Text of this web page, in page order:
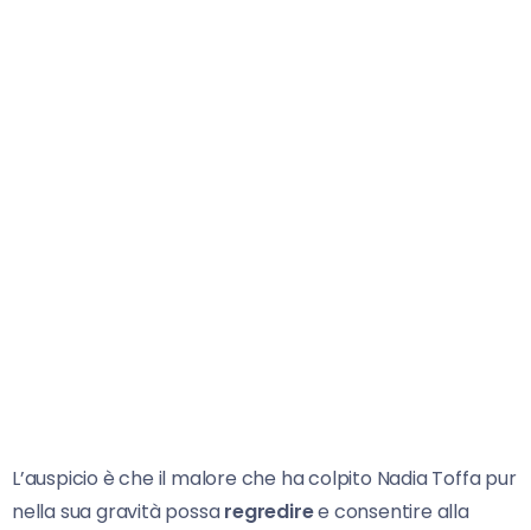
L’auspicio è che il malore che ha colpito Nadia Toffa pur
nella sua gravità possaregrediree consentire alla